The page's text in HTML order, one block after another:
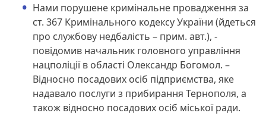
Нами порушене кримінальне провадження за
ст. 367 Кримінального кодексу України (йдеться
про службову недбалість – прим. авт.), -
повідомив начальник головного управління
нацполіції в області Олександр Богомол. –
Відносно посадових осіб підприємства, яке
надавало послуги з прибирання Тернополя, а
також відносно посадових осіб міської ради.